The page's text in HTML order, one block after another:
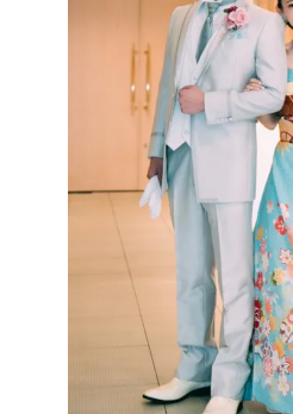
093-671
平日 11:00-19:00（火曜定休
千草ホテル公式
»プライバシー